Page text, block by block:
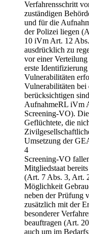
Verfahrensschritt
zuständigen
und für die
der Polizei liegen
10 iVm Art. 12
ausdrücklich zu
vor einer
erste
Vulnerabilitäten
Vulnerabilitäten bei
berücksichtigen
AufnahmeRL iVm
Screening-VO).
Geflüchtete, die
Umsetzung der
4
Screening-VO
Mitgliedstaat
(Art. 7 Abs. 3, Art.
Möglichkeit
neben der Prüfung
zusätzlich mit der
besonderer
beauftragen (Art.
auch um im